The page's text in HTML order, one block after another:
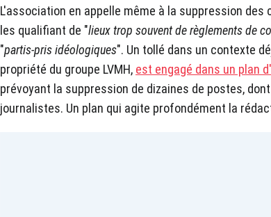
L'association en appelle même à la suppression des
les qualifiant de "lieux trop souvent de règlements de
"partis-pris idéologiques". Un tollé dans un contexte
propriété du groupe LVMH, est engagé dans un plan
prévoyant la suppression de dizaines de postes,
journalistes. Un plan qui agite profondément la